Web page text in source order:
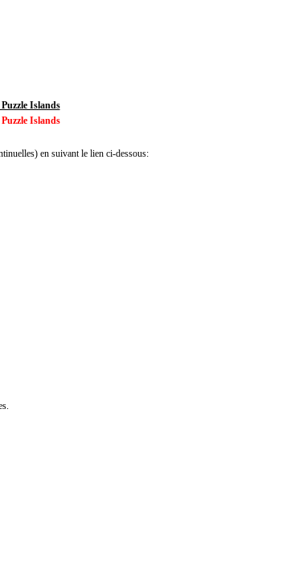
Islands
Islands
en suivant le lien ci-dessous: